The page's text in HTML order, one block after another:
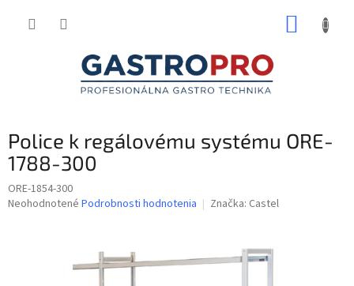
Police k regálovému systému ORE-
1788-300
ORE-1854-300
Priemerné
Neohodnotené Podrobnosti hodnotenia Značka: Castel